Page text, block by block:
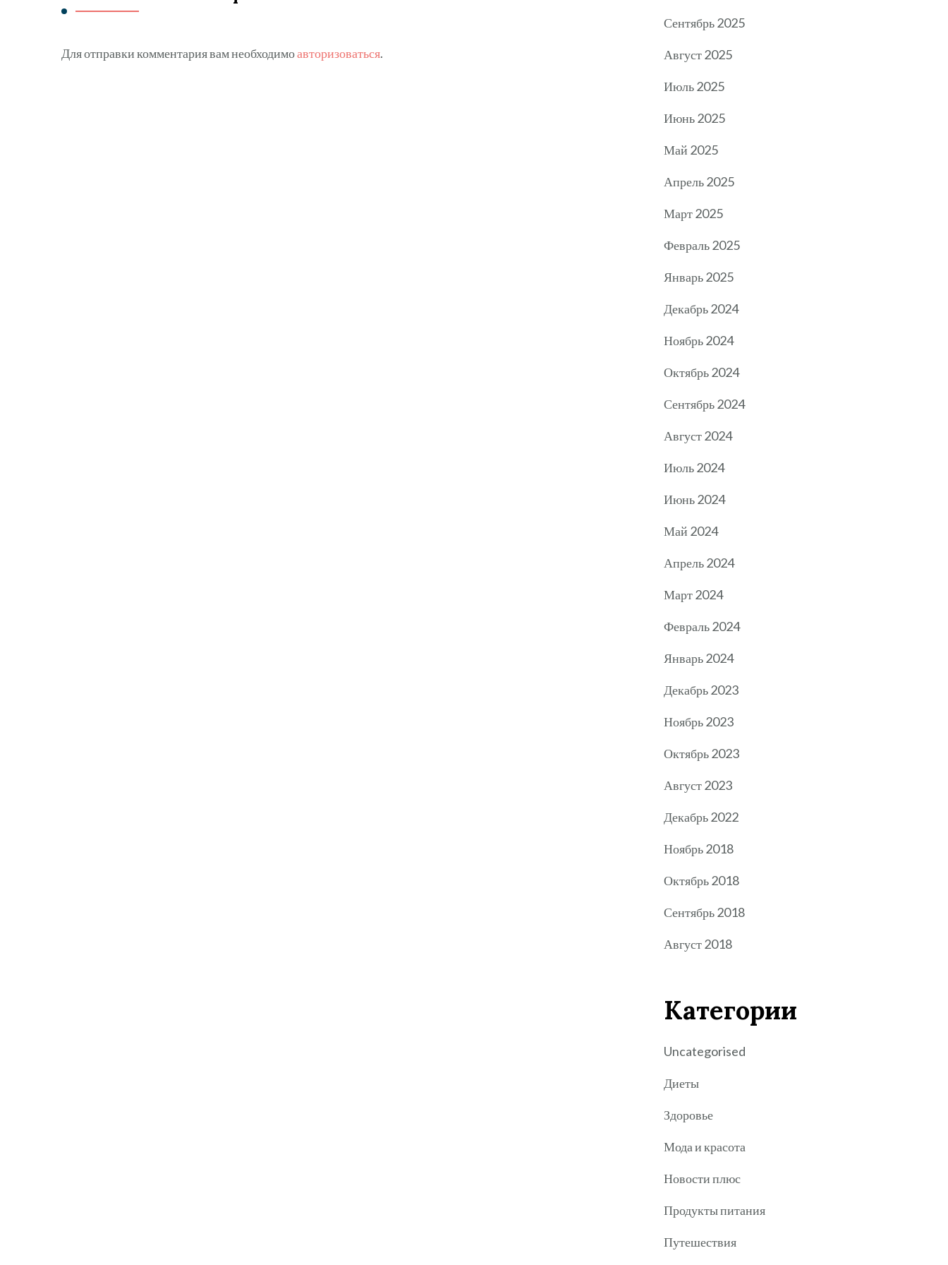
Для отправки комментария вам необходимоавторизоваться.
Сентябрь 2025
Август 2025
Июль 2025
Июнь 2025
Май 2025
Апрель 2025
Март 2025
Февраль 2025
Январь 2025
Декабрь 2024
Ноябрь 2024
Октябрь 2024
Сентябрь 2024
Август 2024
Июль 2024
Июнь 2024
Май 2024
Апрель 2024
Март 2024
Февраль 2024
Январь 2024
Декабрь 2023
Ноябрь 2023
Октябрь 2023
Август 2023
Декабрь 2022
Ноябрь 2018
Октябрь 2018
Сентябрь 2018
Август 2018
Категории
Uncategorised
Диеты
Здоровье
Мода и красота
Новости плюс
Продукты питания
Путешествия